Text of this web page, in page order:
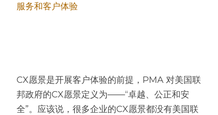
服务和客户体验
CX愿景是开展客户体验的前提，PMA 对美国联
邦政府的CX愿景定义为——“卓越、公正和安
全”。应该说，很多企业的CX愿景都没有美国联